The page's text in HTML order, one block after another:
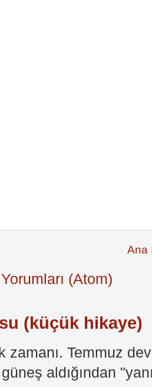
Ana
(Atom)
(küçük hikaye)
zamanı. Temmuz
aldığından